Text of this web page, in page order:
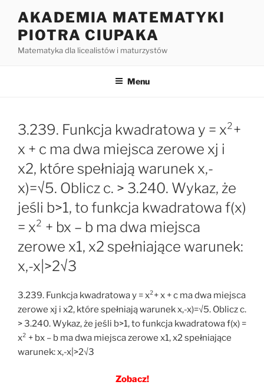
treści
AKADEMIA MATEMATYKI
PIOTRA CIUPAKA
Matematyka dla licealistów i maturzystów
Menu
3.239. Funkcja kwadratowa y = x²+
x + c ma dwa miejsca zerowe xj i
x2, które spełniają warunek x,-
x)=√5. Oblicz c. > 3.240. Wykaz, że
jeśli b>1, to funkcja kwadratowa f(x)
= x² + bx – b ma dwa miejsca
zerowe x1, x2 spełniające warunek:
x,-x|>2√3
3.239. Funkcja kwadratowa y = x²+ x + c ma dwa miejsca
zerowe xj i x2, które spełniają warunek x,-x)=√5. Oblicz c.
> 3.240. Wykaz, że jeśli b>1, to funkcja kwadratowa f(x) =
x² + bx – b ma dwa miejsca zerowe x1, x2 spełniające
warunek: x,-x|>2√3
Zobacz!